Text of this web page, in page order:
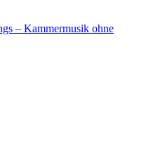
– Kammermusik ohne